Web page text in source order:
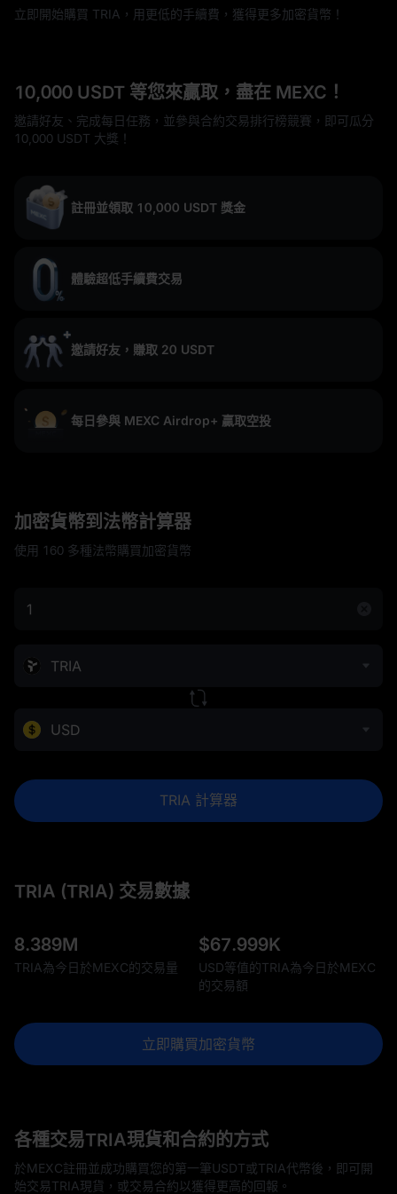
立即開始購買 TRIA，用更低的手續費，獲得更多加密貨幣！
10,000 USDT 等您來贏取，盡在 MEXC！
邀請好友、完成每日任務，並參與合約交易排行榜競賽，即可瓜分
10,000 USDT 大獎！
註冊並領取 10,000 USDT 獎金
體驗超低手續費交易
邀請好友，賺取 20 USDT
每日參與 MEXC Airdrop+ 贏取空投
加密貨幣到法幣計算器
使用 160 多種法幣購買加密貨幣
TRIA
USD
TRIA 計算器
TRIA (TRIA) 交易數據
8.389M
TRIA為今日於MEXC的交易量
$67.999K
USD等值的TRIA為今日於MEXC
的交易額
立即購買加密貨幣
各種交易TRIA現貨和合約的方式
於MEXC註冊並成功購買您的第一筆USDT或TRIA代幣後，即可開
始交易TRIA現貨，或交易合約以獲得更高的回報。